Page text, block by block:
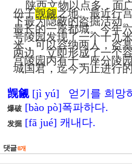
陕西文物以点多，面
份子觊觎之地。最近行
下最为隐蔽的盗掘活动
最长的一座都城。今年
号陵园发现了一个十九
米，可以容纳两人，盗
两边，立即形成了一个
宫陵园内有十二座分陵
城国君，迄今为止进行
觊觎 [jì yú] 얻기를 희망
爆破 [bào pò]폭파하다.
发掘 [fā jué] 캐내다.
댓글0개